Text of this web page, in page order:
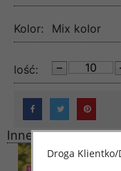
Kolor: Mix kolor
lość:
Inne produkty
Droga